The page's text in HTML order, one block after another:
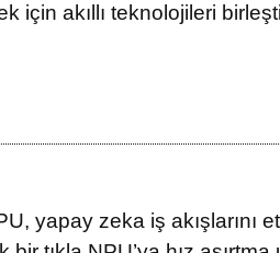
için akıllı teknolojileri
yapay zeka iş akışlarını